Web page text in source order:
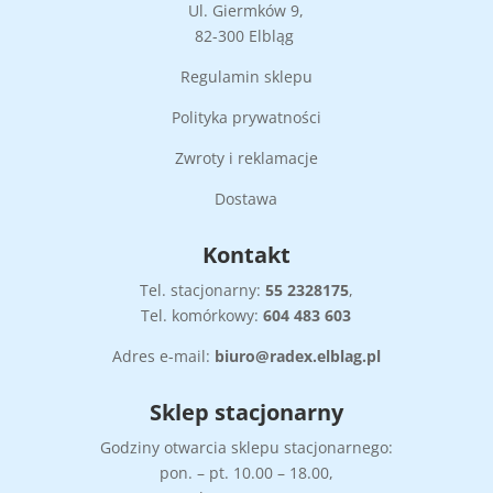
Ul. Giermków 9,
82-300 Elbląg
Regulamin sklepu
Polityka prywatności
Zwroty i reklamacje
Dostawa
Kontakt
Tel. stacjonarny: 55 2328175,
Tel. komórkowy:604 483 603
Adres e-mail: biuro@radex.elblag.pl
Sklep stacjonarny
Godziny otwarcia sklepu stacjonarnego:
pon. – pt. 10.00 – 18.00,